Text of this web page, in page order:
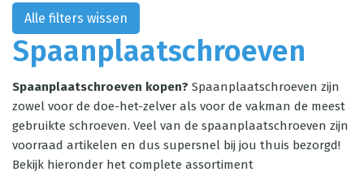
Spaanplaatschroeven
Spaanplaatschroeven kopen? Spaanplaatschroeven zijn
zowel voor de doe-het-zelver als voor de vakman de meest
gebruikte schroeven. Veel van de spaanplaatschroeven zijn
voorraad artikelen en dus supersnel bij jou thuis bezorgd!
Bekijk hieronder het complete assortiment
Alle filters wissen